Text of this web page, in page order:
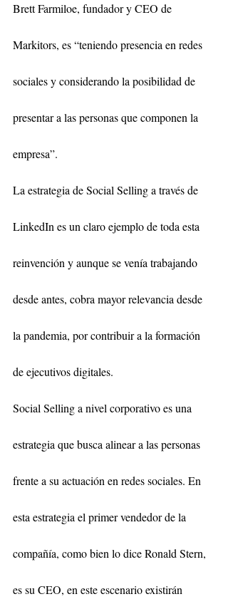
Brett Farmiloe, fundador y CEO de
Markitors, es “teniendo presencia en redes
sociales y considerando la posibilidad de
presentar a las personas que componen la
empresa”.
La estrategia de Social Selling a través de
LinkedIn es un claro ejemplo de toda esta
reinvención y aunque se venía trabajando
desde antes, cobra mayor relevancia desde
la pandemia, por contribuir a la formación
de ejecutivos digitales.
Social Selling a nivel corporativo es una
estrategia que busca alinear a las personas
frente a su actuación en redes sociales. En
esta estrategia el primer vendedor de la
compañía, como bien lo dice Ronald Stern,
es su CEO, en este escenario existirán